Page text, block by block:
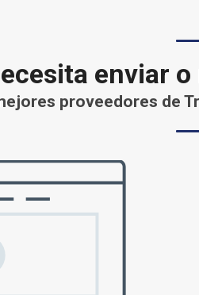
enviar
proveedores de